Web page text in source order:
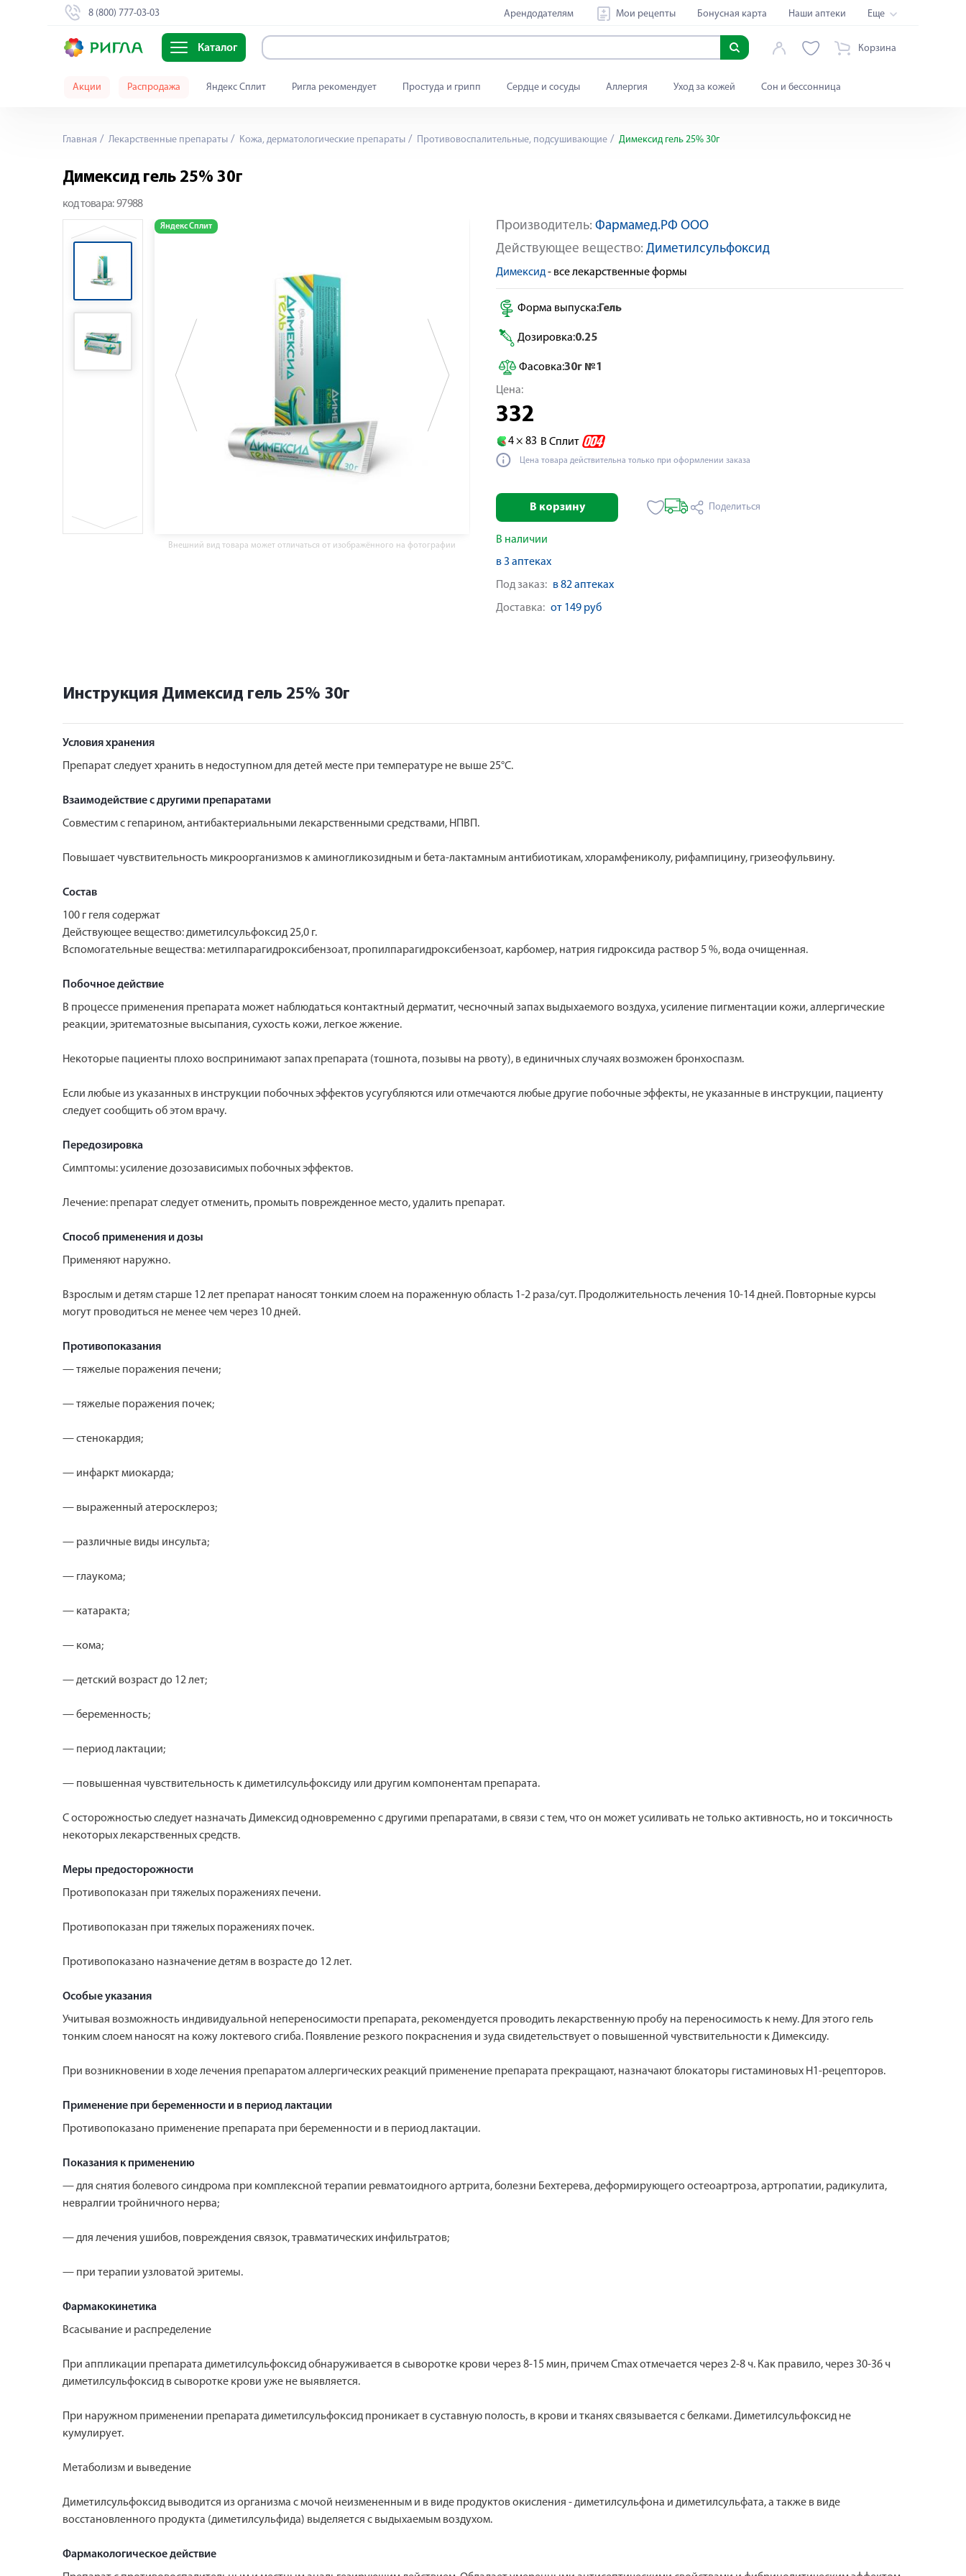
8 (800) 777-03-03 Арендодателям Мои рецепты Бонусная карта Наши аптеки Еще
Каталог Корзина
Акции Распродажа Яндекс Сплит Ригла рекомендует Простуда и грипп Сердце и сосуды Аллергия Уход за кожей Сон и бессонница
Главная Лекарственные препараты Кожа, дерматологические препараты Противовоспалительные, подсушивающие Димексид гель 25% 30г
Димексид гель 25% 30г
код товара: 97988
Яндекс Сплит Яндекс Сплит
Внешний вид товара может отличаться от изображённого на фотографии
Производитель: Фармамед.РФ ООО
Действующее вещество: Диметилсульфоксид
Димексид- все лекарственные формы
Форма выпуска:Гель
Дозировка:0.25
Фасовка:30г №1
Цена:
332
4 × 83 В Сплит
Цена товара действительна только при оформлении заказа
В корзину Поделиться
В наличии
в 3 аптеках
Под заказ: в 82 аптеках
Доставка: от 149 руб
Инструкция Димексид гель 25% 30г
Условия хранения
Препарат следует хранить в недоступном для детей месте при температуре не выше 25°С.
Взаимодействие с другими препаратами
Совместим с гепарином, антибактериальными лекарственными средствами, НПВП.
Повышает чувствительность микроорганизмов к аминогликозидным и бета-лактамным антибиотикам, хлорамфениколу, рифампицину, гризеофульвину.
Состав
100 г геля содержат
Действующее вещество: диметилсульфоксид 25,0 г.
Вспомогательные вещества: метилпарагидроксибензоат, пропилпарагидроксибензоат, карбомер, натрия гидроксида раствор 5 %, вода очищенная.
Побочное действие
В процессе применения препарата может наблюдаться контактный дерматит, чесночный запах выдыхаемого воздуха, усиление пигментации кожи, аллергические
реакции, эритематозные высыпания, сухость кожи, легкое жжение.
Некоторые пациенты плохо воспринимают запах препарата (тошнота, позывы на рвоту), в единичных случаях возможен бронхоспазм.
Если любые из указанных в инструкции побочных эффектов усугубляются или отмечаются любые другие побочные эффекты, не указанные в инструкции, пациенту
следует сообщить об этом врачу.
Передозировка
Симптомы: усиление дозозависимых побочных эффектов.
Лечение: препарат следует отменить, промыть поврежденное место, удалить препарат.
Способ применения и дозы
Применяют наружно.
Взрослым и детям старше 12 лет препарат наносят тонким слоем на пораженную область 1-2 раза/сут. Продолжительность лечения 10-14 дней. Повторные курсы
могут проводиться не менее чем через 10 дней.
Противопоказания
— тяжелые поражения печени;
— тяжелые поражения почек;
— стенокардия;
— инфаркт миокарда;
— выраженный атеросклероз;
— различные виды инсульта;
— глаукома;
— катаракта;
— кома;
— детский возраст до 12 лет;
— беременность;
— период лактации;
— повышенная чувствительность к диметилсульфоксиду или другим компонентам препарата.
С осторожностью следует назначать Димексид одновременно с другими препаратами, в связи с тем, что он может усиливать не только активность, но и токсичность
некоторых лекарственных средств.
Меры предосторожности
Противопоказан при тяжелых поражениях печени.
Противопоказан при тяжелых поражениях почек.
Противопоказано назначение детям в возрасте до 12 лет.
Особые указания
Учитывая возможность индивидуальной непереносимости препарата, рекомендуется проводить лекарственную пробу на переносимость к нему. Для этого гель
тонким слоем наносят на кожу локтевого сгиба. Появление резкого покраснения и зуда свидетельствует о повышенной чувствительности к Димексиду.
При возникновении в ходе лечения препаратом аллергических реакций применение препарата прекращают, назначают блокаторы гистаминовых Н1-рецепторов.
Применение при беременности и в период лактации
Противопоказано применение препарата при беременности и в период лактации.
Показания к применению
— для снятия болевого синдрома при комплексной терапии ревматоидного артрита, болезни Бехтерева, деформирующего остеоартроза, артропатии, радикулита,
невралгии тройничного нерва;
— для лечения ушибов, повреждения связок, травматических инфильтратов;
— при терапии узловатой эритемы.
Фармакокинетика
Всасывание и распределение
При аппликации препарата диметилсульфоксид обнаруживается в сыворотке крови через 8-15 мин, причем Cmax отмечается через 2-8 ч. Как правило, через 30-36 ч
диметилсульфоксид в сыворотке крови уже не выявляется.
При наружном применении препарата диметилсульфоксид проникает в суставную полость, в крови и тканях связывается с белками. Диметилсульфоксид не
кумулирует.
Метаболизм и выведение
Диметилсульфоксид выводится из организма с мочой неизмененным и в виде продуктов окисления - диметилсульфона и диметилсульфата, а также в виде
восстановленного продукта (диметилсульфида) выделяется с выдыхаемым воздухом.
Фармакологическое действие